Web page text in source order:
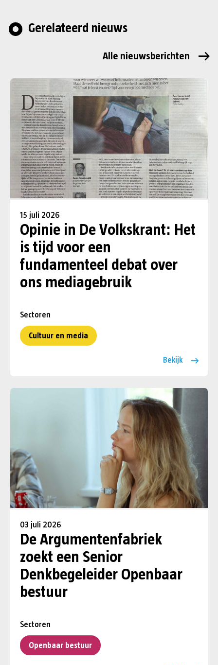
Gerelateerd nieuws
Alle nieuwsberichten
15 juli 2026
Opinie in De Volkskrant: Het
is tijd voor een
fundamenteel debat over
ons mediagebruik
Sectoren
Cultuur en media
Bekijk
03 juli 2026
De Argumentenfabriek
zoekt een Senior
Denkbegeleider Openbaar
bestuur
Sectoren
Openbaar bestuur